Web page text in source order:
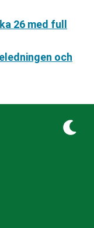
26 med full
och